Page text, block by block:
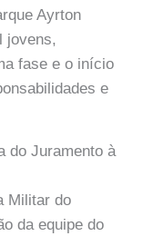
Ayrton
jovens,
fase e o início
e
do Juramento à
Militar do
da equipe do